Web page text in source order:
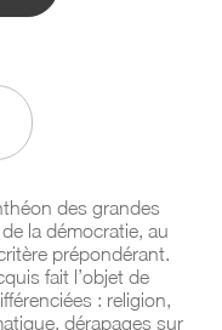
des grandes
la démocratie, au
prépondérant.
fait l’objet de
: religion,
dérapages sur